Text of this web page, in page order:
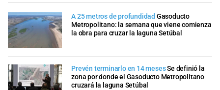
A 25 metros de profundidad Gasoducto
Metropolitano: la semana que viene comienza
la obra para cruzar la laguna Setúbal
Prevén terminarlo en 14 mesesSe definió la
zona por donde el Gasoducto Metropolitano
cruzará la laguna Setúbal